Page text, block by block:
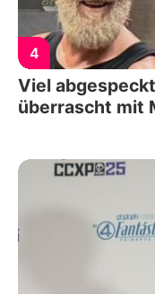
4
Viel
überrascht mit